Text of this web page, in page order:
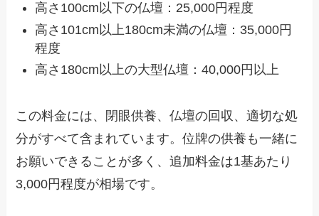
高さ100cm以下の仏壇：25,000円程度
高さ101cm以上180cm未満の仏壇：35,000円
程度
高さ180cm以上の大型仏壇：40,000円以上
この料金には、閉眼供養、仏壇の回収、適切な処
分がすべて含まれています。位牌の供養も一緒に
お願いできることが多く、追加料金は1基あたり
3,000円程度が相場です。